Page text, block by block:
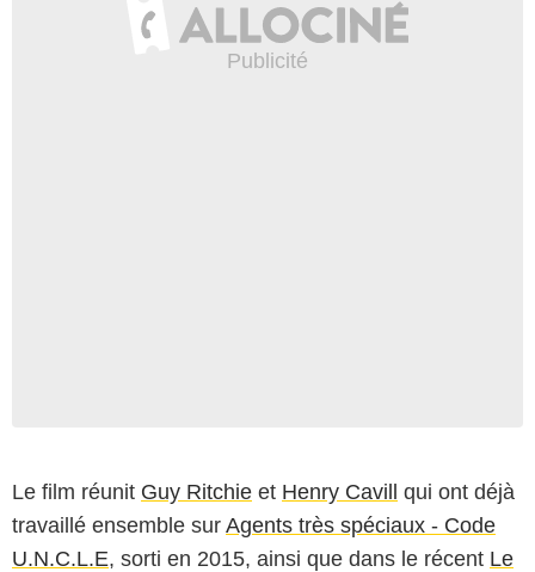
Le film réunit Guy Ritchie et Henry Cavill qui ont déjà
travaillé ensemble sur Agents très spéciaux - Code
U.N.C.L.E, sorti en 2015, ainsi que dans le récent Le